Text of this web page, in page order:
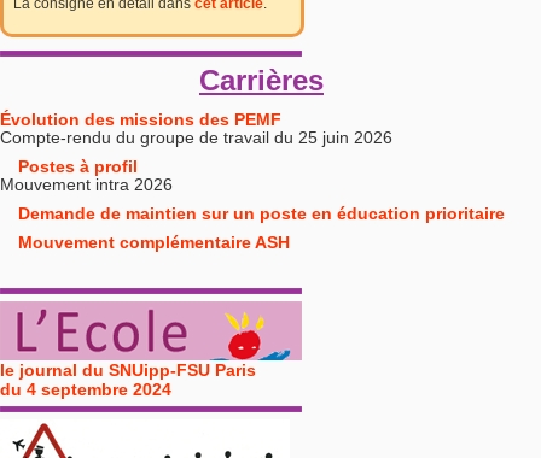
La consigne en détail dans cet article.
Carrières
Évolution des missions des PEMF
Compte-rendu du groupe de travail du 25 juin 2026
Postes à profil
Mouvement intra 2026
Demande de maintien sur un poste en éducation prioritaire
Mouvement complémentaire ASH
le journal du SNUipp-FSU Paris
du 4 septembre 2024